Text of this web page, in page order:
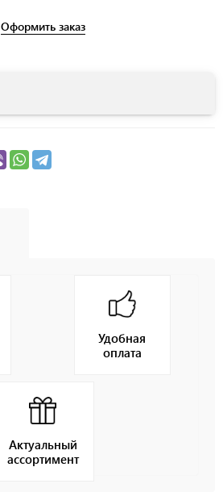
Оформить заказ
Удобная
оплата
Актуальный
ассортимент